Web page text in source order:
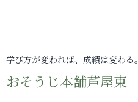
学び方が変われば、成績は変わる。
おそうじ本舗芦屋東